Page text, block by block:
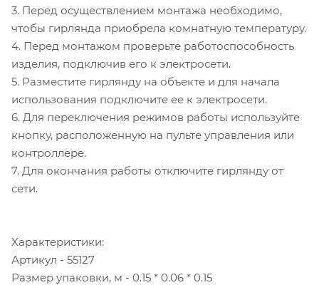
3. Перед осуществлением монтажа необходимо,
чтобы гирлянда приобрела комнатную температуру.
4. Перед монтажом проверьте работоспособность
изделия, подключив его к электросети.
5. Разместите гирлянду на объекте и для начала
использования подключите ее к электросети.
6. Для переключения режимов работы используйте
кнопку, расположенную на пульте управления или
контроллере.
7. Для окончания работы отключите гирлянду от
сети.
Характеристики:
Артикул - 55127
Размер упаковки, м - 0.15 * 0.06 * 0.15